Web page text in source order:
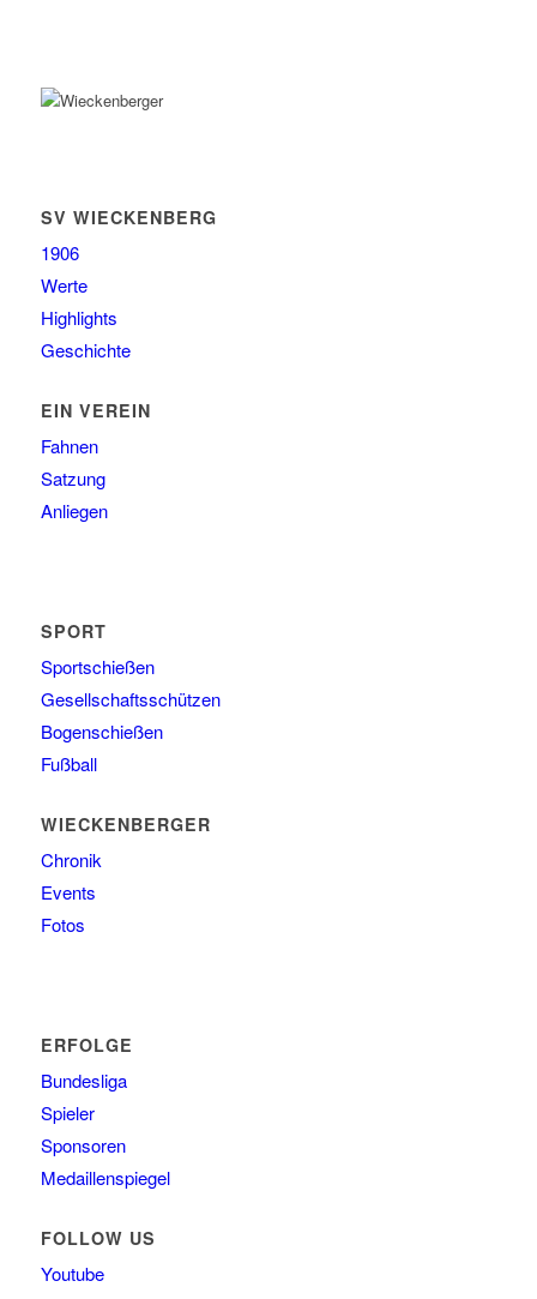
SV WIECKENBERG
1906
Werte
Highlights
Geschichte
EIN VEREIN
Fahnen
Satzung
Anliegen
SPORT
Sportschießen
Gesellschaftsschützen
Bogenschießen
Fußball
WIECKENBERGER
Chronik
Events
Fotos
ERFOLGE
Bundesliga
Spieler
Sponsoren
Medaillenspiegel
FOLLOW US
Youtube